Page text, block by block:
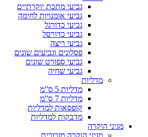
גביעי מתכת יוקרתיים
גביעי אומנויות לחימה
גביעי כדורגל
גביעי כדורסל
גביעי ריצה
פסלונים וגביעים שונים
גביעי ספורט שונים
גביעי שחיה
מדליות
מדליות 5 ס”מ
מדליות 7 ס”מ
קופסאות למדליות
מדבקות למדליות
מגיני הוקרה
מגיני הוקרה מזכוכית